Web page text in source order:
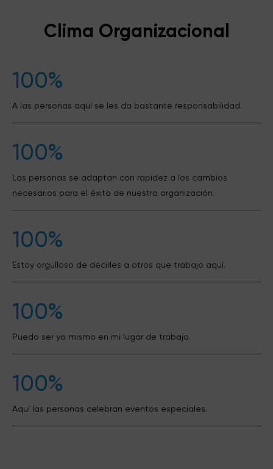
Clima Organizacional
100%
A las personas aquí se les da bastante responsabilidad.
100%
Las personas se adaptan con rapidez a los cambios
necesarios para el éxito de nuestra organización.
100%
Estoy orgulloso de decirles a otros que trabajo aquí.
100%
Puedo ser yo mismo en mi lugar de trabajo.
100%
Aquí las personas celebran eventos especiales.